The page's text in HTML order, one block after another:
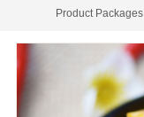
Product Packages